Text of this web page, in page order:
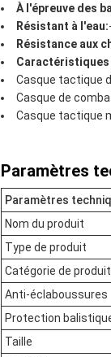
À l'épreuve des
Résistant à l'eau:
Résistance aux
Caractéristiques
Casque tactique
Casque de
Casque tactique
Paramètres
Paramètres
Nom du produit
Type de produit
Catégorie de
Anti-éclaboussures
Protection
Taille